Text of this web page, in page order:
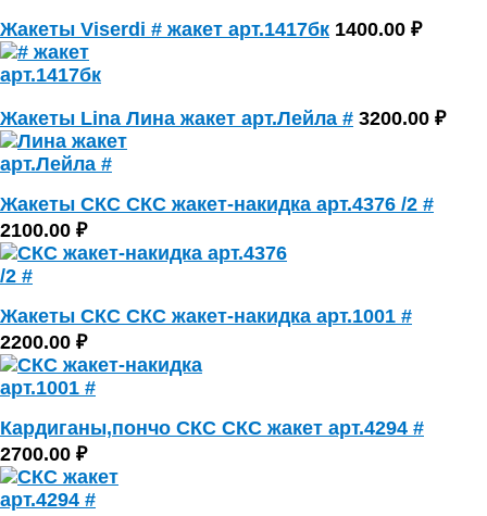
Жакеты Viserdi # жакет арт.1417бк 1400.00 ₽
Жакеты Lina Лина жакет арт.Лейла # 3200.00 ₽
Жакеты СКС СКС жакет-накидка арт.4376 /2 #
2100.00 ₽
Жакеты СКС СКС жакет-накидка арт.1001 #
2200.00 ₽
Кардиганы,пончо СКС СКС жакет арт.4294 #
2700.00 ₽